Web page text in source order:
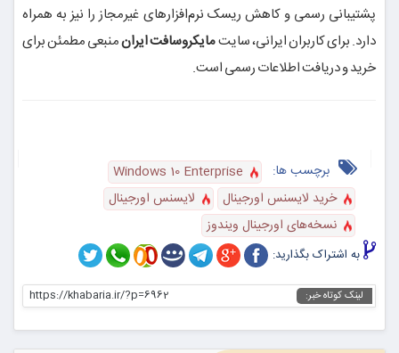
پشتیبانی رسمی و کاهش ریسک نرم‌افزارهای غیرمجاز را نیز به همراه
دارد. برای کاربران ایرانی، سایتمایکروسافت ایرانمنبعی مطمئن برای
خرید و دریافت اطلاعات رسمی است.
برچسب ها:
Windows 10 Enterprise
خرید لایسنس اورجینال
لایسنس اورجینال
نسخه‌های اورجینال ویندوز
به اشتراک بگذارید:
لینک کوتاه خبر: https://khabaria.ir/?p=6962